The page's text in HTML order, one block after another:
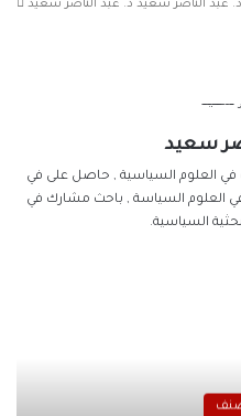
د. عبد الناصر سعيد
سعيد
في العلوم السياسية , حاصل على في
العلوم السياسة , باحث مشارك في
السياسية.